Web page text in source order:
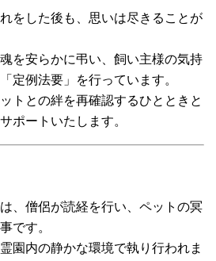
をした後も、思いは尽きることが
を安らかに弔い、飼い主様の気持
定例法要」を行っています。
トとの絆を再確認するひとときと
ポートいたします。
、僧侶が読経を行い、ペットの冥
です。
園内の静かな環境で執り行われま